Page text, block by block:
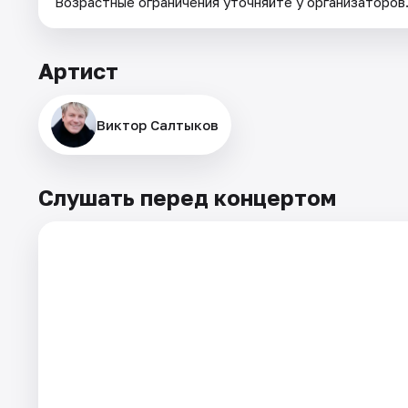
Артист
Виктор Салтыков
Слушать перед концертом